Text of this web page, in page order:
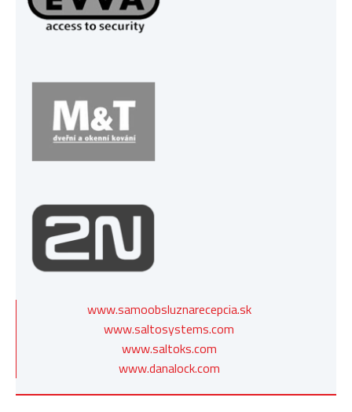
www.samoobsluznarecepcia.sk
www.saltosystems.com
www.saltoks.com
www.danalock.com